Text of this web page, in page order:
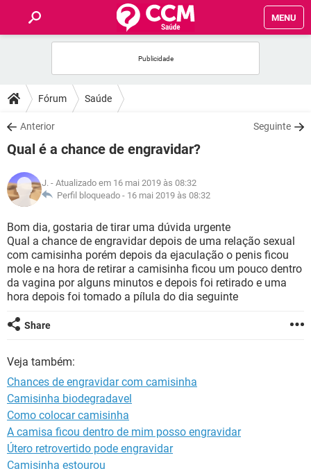
MENU
FÓRUM
SAÚDE
FAMÍLIA
NUTRIÇÃO
BEM-ESTAR
SEXUALIDADE
GLOSSÁRIO
Fórum Saúde
Anterior Seguinte
Qual é a chance de engravidar?
J. - Atualizado em 16 mai 2019 às 08:32
Perfil bloqueado - 16 mai 2019 às 08:32
Bom dia, gostaria de tirar uma dúvida urgente
Qual a chance de engravidar depois de uma relação sexual
com camisinha porém depois da ejaculação o penis ficou
mole e na hora de retirar a camisinha ficou um pouco dentro
da vagina por alguns minutos e depois foi retirado e uma
hora depois foi tomado a pílula do dia seguinte
Share
Veja também:
Chances de engravidar com camisinha
Camisinha biodegradavel
Como colocar camisinha
A camisa ficou dentro de mim posso engravidar
Útero retrovertido pode engravidar
Camisinha estourou